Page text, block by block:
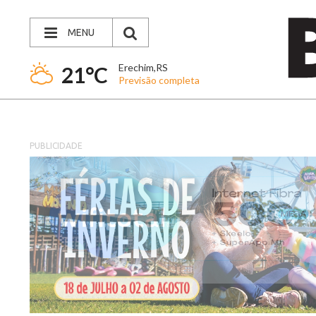
MENU
21°C
Erechim,RS
Previsão completa
PUBLICIDADE